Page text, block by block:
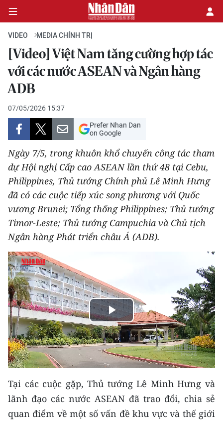
CHÍNH TRỊ
KINH TẾ
VĂN HÓA
XÃ HỘI
PHÁP LUẬT
DU LỊCH
THẾ GIỚI
THỂ THAO
GIÁO DỤC
Y TẾ
KHOA HỌC - CÔNG NGHỆ
MÔI TRƯỜNG
BẠN ĐỌC
KIỂM CHỨNG THÔNG TIN
TRI THỨC CHUYÊN SÂU
VIDEO MEDIA CHÍNH TRỊ
[Video] Việt Nam tăng cường hợp tác
với các nước ASEAN và Ngân hàng
ADB
07/05/2026 15:37
Prefer Nhan Dan
on Google
Ngày 7/5, trong khuôn khổ chuyến công tác tham
dự Hội nghị Cấp cao ASEAN lần thứ 48 tại Cebu,
Philippines, Thủ tướng Chính phủ Lê Minh Hưng
đã có các cuộc tiếp xúc song phương với Quốc
vương Brunei; Tổng thống Philippines; Thủ tướng
Timor-Leste; Thủ tướng Campuchia và Chủ tịch
Ngân hàng Phát triển châu Á (ADB).
Play
Video
Tại các cuộc gặp, Thủ tướng Lê Minh Hưng và
lãnh đạo các nước ASEAN đã trao đổi, chia sẻ
quan điểm về một số vấn đề khu vực và thế giới